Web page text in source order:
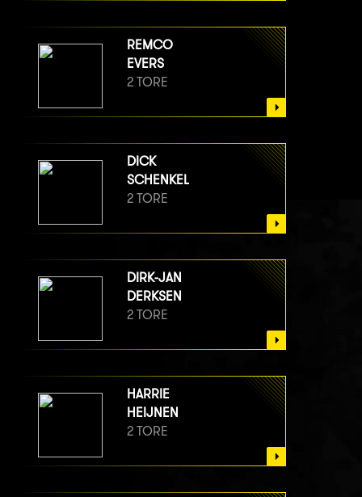
REMCO
EVERS
2 TORE
DICK
SCHENKEL
2 TORE
DIRK-JAN
DERKSEN
2 TORE
HARRIE
HEIJNEN
2 TORE